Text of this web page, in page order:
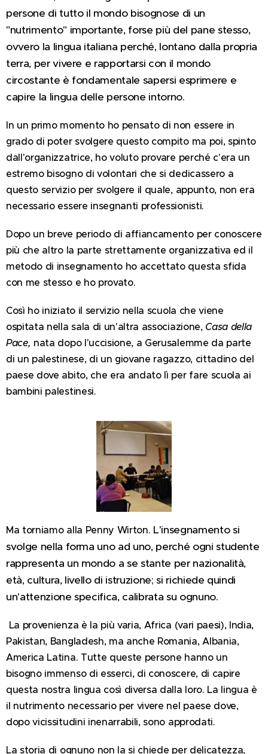
persone di tutto il mondo bisognose di un
"nutrimento" importante, forse più del pane stesso,
ovvero la lingua italiana perché, lontano dalla propria
terra, per vivere e rapportarsi con il mondo
circostante è fondamentale sapersi esprimere e
capire la lingua delle persone intorno.
In un primo momento ho pensato di non essere in
grado di poter svolgere questo compito ma poi, spinto
dall'organizzatrice, ho voluto provare perché c'era un
estremo bisogno di volontari che si dedicassero a
questo servizio per svolgere il quale, appunto, non era
necessario essere insegnanti professionisti.
Dopo un breve periodo di affiancamento per conoscere
più che altro la parte strettamente organizzativa ed il
metodo di insegnamento ho accettato questa sfida
con me stesso e ho provato.
Così ho iniziato il servizio nella scuola che viene
ospitata nella sala di un'altra associazione, Casa della
Pace, nata dopo l'uccisione, a Gerusalemme da parte
di un palestinese, di un giovane ragazzo, cittadino del
paese dove abito, che era andato lì per fare scuola ai
bambini palestinesi.
Ma torniamo alla Penny Wirton. L'insegnamento si
svolge nella forma uno ad uno, perché ogni studente
rappresenta un mondo a se stante per nazionalità,
età, cultura, livello di istruzione; si richiede quindi
un'attenzione specifica, calibrata su ognuno.
La provenienza è la più varia, Africa (vari paesi), India,
Pakistan, Bangladesh, ma anche Romania, Albania,
America Latina. Tutte queste persone hanno un
bisogno immenso di esserci, di conoscere, di capire
questa nostra lingua così diversa dalla loro. La lingua è
il nutrimento necessario per vivere nel paese dove,
dopo vicissitudini inenarrabili, sono approdati.
La storia di ognuno non la si chiede per delicatezza,